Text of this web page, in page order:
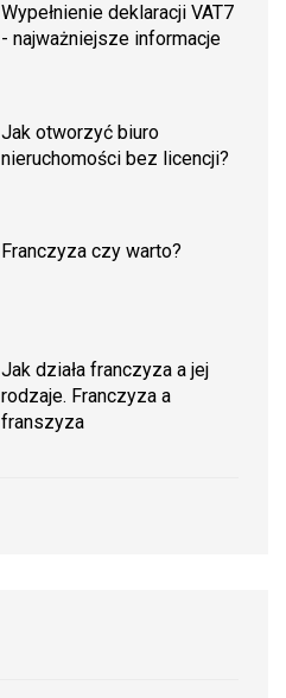
Wypełnienie deklaracji VAT7
- najważniejsze informacje
Jak otworzyć biuro
nieruchomości bez licencji?
Franczyza czy warto?
Jak działa franczyza a jej
rodzaje. Franczyza a
franszyza